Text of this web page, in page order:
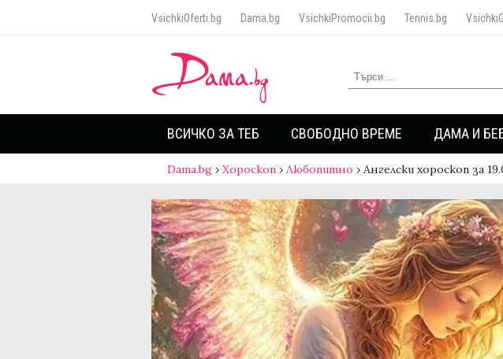
VsichkiOferti.bg Dama.bg VsichkiPromocii.bg Tennis.bg
ВСИЧКО ЗА ТЕБ СВОБОДНО ВРЕМЕ ДАМА И
Dama.bg › Хороскоп › Любопитно › Ангелски хороскоп за